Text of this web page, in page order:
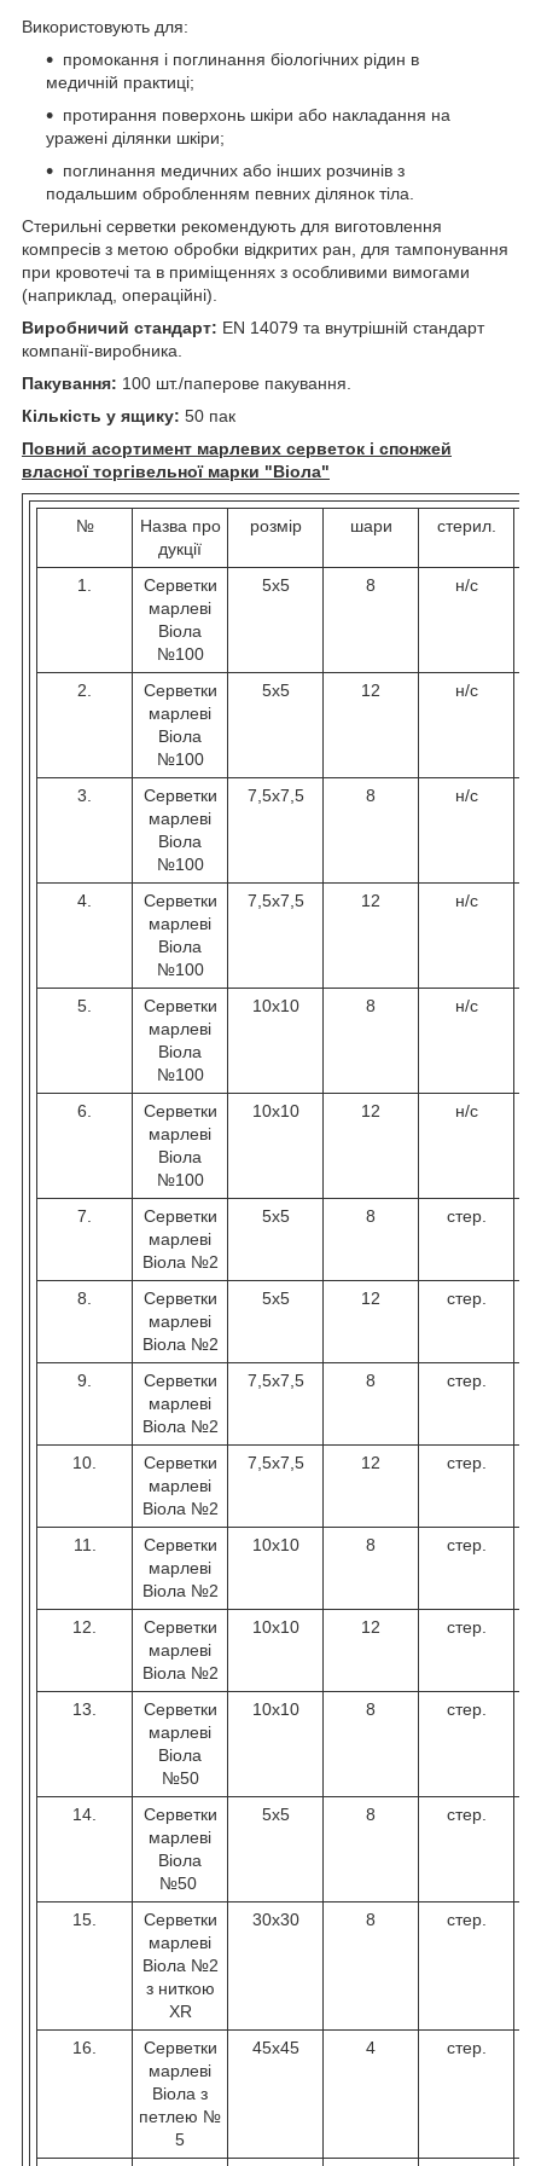
Використовують для:
промокання і поглинання біологічних рідин в
медичній практиці;
протирання поверхонь шкіри або накладання на
уражені ділянки шкіри;
поглинання медичних або інших розчинів з
подальшим обробленням певних ділянок тіла.
Стерильні серветки рекомендують для виготовлення
компресів з метою обробки відкритих ран, для тампонування
при кровотечі та в приміщеннях з особливими вимогами
(наприклад, операційні).
Виробничий стандарт: EN 14079 та внутрішній стандарт
компанії-виробника.
Пакування: 100 шт./паперове пакування.
Кількість у ящику: 50 пак
Повний асортимент марлевих серветок і спонжей
власної торгівельної марки "Віола"
№
Назва про
дукції
розмір шари стерил.
1.
Серветки
марлеві
Віола
№100
5х5 8 н/с
2.
Серветки
марлеві
Віола
№100
5х5 12 н/с
3.
Серветки
марлеві
Віола
№100
7,5х7,5 8 н/с
4.
Серветки
марлеві
Віола
№100
7,5х7,5 12 н/с
5.
Серветки
марлеві
Віола
№100
10х10 8 н/с
6.
Серветки
марлеві
Віола
№100
10х10 12 н/с
7.
Серветки
марлеві
Віола №2
5х5 8 стер.
8.
Серветки
марлеві
Віола №2
5х5 12 стер.
9.
Серветки
марлеві
Віола №2
7,5х7,5 8 стер.
10.
Серветки
марлеві
Віола №2
7,5х7,5 12 стер.
11.
Серветки
марлеві
Віола №2
10х10 8 стер.
12.
Серветки
марлеві
Віола №2
10х10 12 стер.
13.
Серветки
марлеві
Віола
№50
10х10 8 стер.
14.
Серветки
марлеві
Віола
№50
5х5 8 стер.
15.
Серветки
марлеві
Віола №2
з ниткою
XR
30х30 8 стер.
16.
Серветки
марлеві
Віола з
петлею №
5
45х45 4 стер.